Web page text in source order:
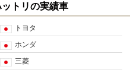
トリの実績車
トヨタ
ホンダ
三菱